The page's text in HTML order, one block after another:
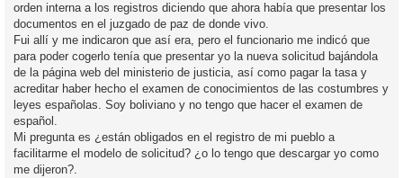
orden interna a los registros diciendo que ahora había que presentar los
documentos en el juzgado de paz de donde vivo.
Fui allí y me indicaron que así era, pero el funcionario me indicó que
para poder cogerlo tenía que presentar yo la nueva solicitud bajándola
de la página web del ministerio de justicia, así como pagar la tasa y
acreditar haber hecho el examen de conocimientos de las costumbres y
leyes españolas. Soy boliviano y no tengo que hacer el examen de
español.
Mi pregunta es ¿están obligados en el registro de mi pueblo a
facilitarme el modelo de solicitud? ¿o lo tengo que descargar yo como
me dijeron?.